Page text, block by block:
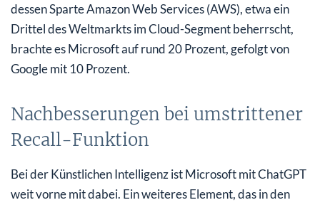
dessen Sparte Amazon Web Services (AWS), etwa ein
Drittel des Weltmarkts im Cloud-Segment beherrscht,
brachte es Microsoft auf rund 20 Prozent, gefolgt von
Google mit 10 Prozent.
Nachbesserungen bei umstrittener
Recall-Funktion
Bei der Künstlichen Intelligenz ist Microsoft mit ChatGPT
weit vorne mit dabei. Ein weiteres Element, das in den